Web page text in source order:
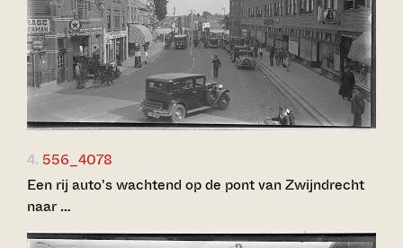
4. 556_4078
Een rij auto's wachtend op de pont van Zwijndrecht
naar …